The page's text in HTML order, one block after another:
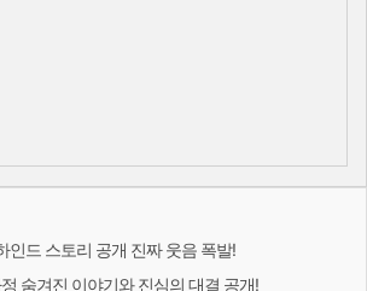
인드 스토리 공개 진짜 웃음 폭발!
숨겨진 이야기와 진심의 대결 공개!